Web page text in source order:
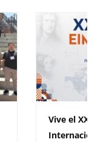
Vive el XXII
Internacional